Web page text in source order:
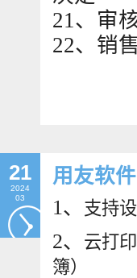
21、审
22、销
21
2024
03
用友软
1、 支持
2、
云打
簿）